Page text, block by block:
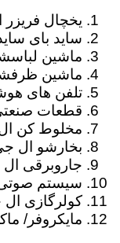
یخچال
ساید بای
ماشین
ماشین
تلفن های
قطعات
مخلوط کن
بخارشو ال
جاروبرقی
سیستم
کولرگازی
مایکروفر/